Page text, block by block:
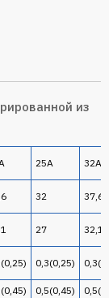
из
25А 32А
32 37,6
27 32,1
0,3(0,25)
0,5(0,45)